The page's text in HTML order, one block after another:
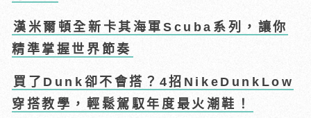
漢米爾頓全新卡其海軍Scuba系列，讓你
精準掌握世界節奏
買了Dunk卻不會搭？4招NikeDunkLow
穿搭教學，輕鬆駕馭年度最火潮鞋！